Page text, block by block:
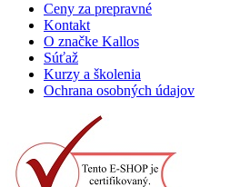
Ceny za prepravné
Kontakt
O značke Kallos
Súťaž
Kurzy a školenia
Ochrana osobných údajov